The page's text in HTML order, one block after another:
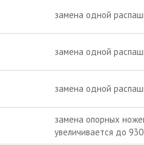
замена одной
замена одной
замена одной
замена опорных
увеличивается до